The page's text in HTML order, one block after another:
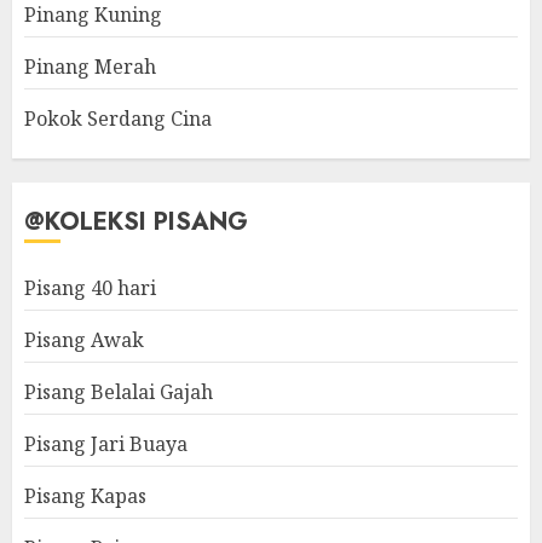
Pinang Kuning
Pinang Merah
Pokok Serdang Cina
@KOLEKSI PISANG
Pisang 40 hari
Pisang Awak
Pisang Belalai Gajah
Pisang Jari Buaya
Pisang Kapas